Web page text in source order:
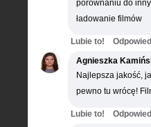
porównaniu do
ładowanie filmów
Lubie to!
Agnieszka
Najlepsza jakość,
pewno tu wrócę!
Lubie to!